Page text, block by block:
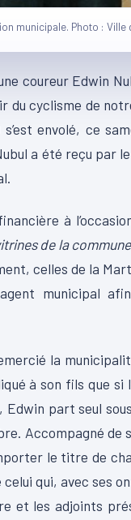
municipale. Photo : Ville
coureur Edwin
du cyclisme de
envolé, ce
a été reçu par
à
de la
celles de la
municipal afin
la
à son fils que
part seul
Accompagné
le titre de
qui, avec ses
et les adjoints